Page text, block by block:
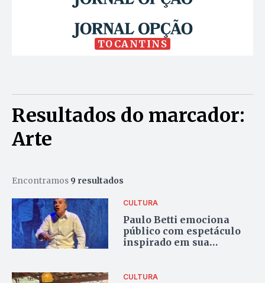
TOCANTINS
Resultados do marcador:
Arte
Encontramos 9 resultados
CULTURA
Paulo Betti emociona
público com espetáculo
inspirado em sua
CULTURA